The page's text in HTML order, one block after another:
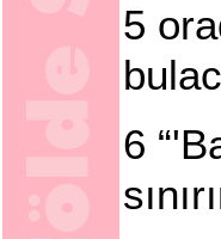
5
6